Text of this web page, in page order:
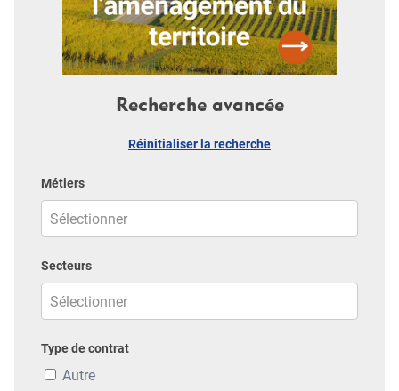
Recherche avancée
Réinitialiser la recherche
Métiers
Secteurs
Type de contrat
Autre